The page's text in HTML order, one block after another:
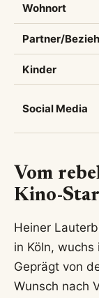
Wohnort
Partner/
Kinder
Social Media
Vom
Kino-Star
Heiner
in Köln,
Geprägt von
Wunsch nach